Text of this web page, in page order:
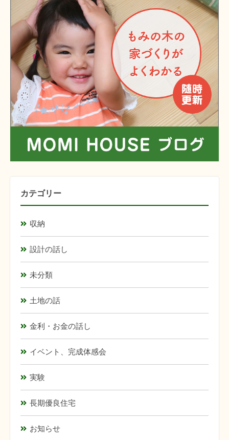
カテゴリー
収納
設計の話し
未分類
土地の話
金利・お金の話し
イベント、完成体感会
実験
長期優良住宅
お知らせ